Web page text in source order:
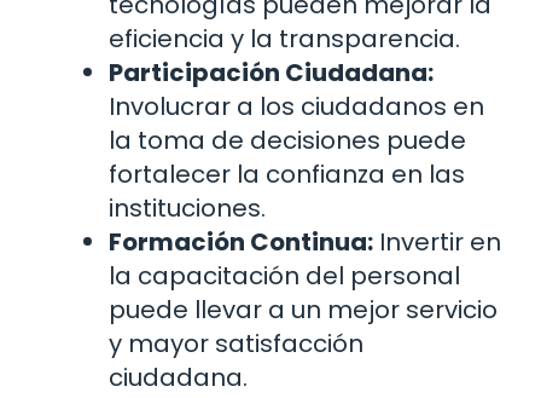
eficiencia y la transparencia.
Participación Ciudadana:
Involucrar a los ciudadanos en
la toma de decisiones puede
fortalecer la confianza en las
instituciones.
Formación Continua: Invertir en
la capacitación del personal
puede llevar a un mejor servicio
y mayor satisfacción
ciudadana.